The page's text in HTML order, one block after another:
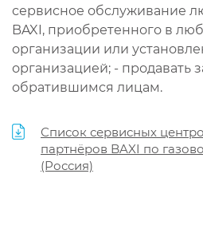
сервисное обслуживание
BAXI, приобретенного в
организации или
организацией; - продавать
обратившимся лицам.
Список сервисных
партнёров BAXI по
(Россия)